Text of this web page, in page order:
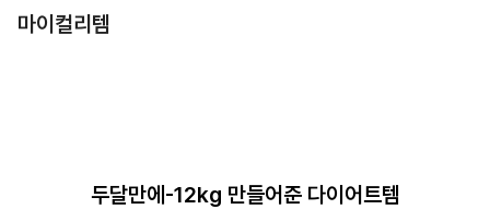
마이컬리템
두달만에-12kg 만들어준 다이어트템